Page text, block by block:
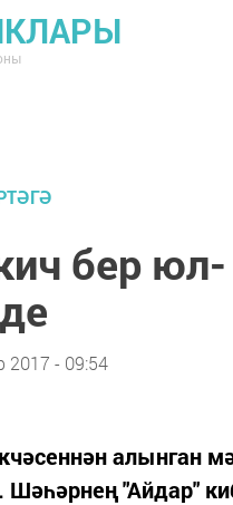
бер
2017 - 09:54
алынган
Шәһәрнең "Айдар"